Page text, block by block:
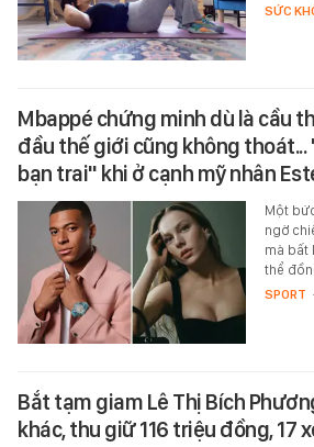
SỨC
Mbappé chứng minh dù là cầu
đầu thế giới cũng không thoát...
bạn trai" khi ở cạnh mỹ nhân
Một
ngờ
mà bất
thể
SPORT
Bắt tạm giam Lê Thị Bích
khác, thu giữ 116 triệu đồng, 17